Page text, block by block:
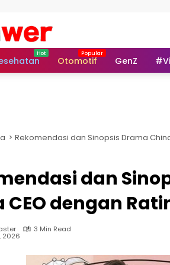
Otomotif GenZ
Rekomendasi dan Sinopsis Drama
dan
CEO dengan
3 Min Read
2026